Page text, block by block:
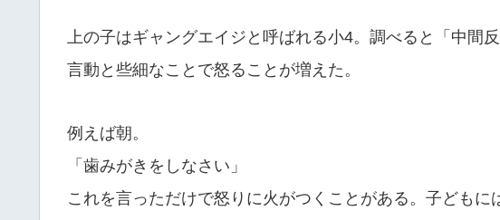
上の子はギャングエイジと呼ばれる小4。調べると「中間
言動と些細なことで怒ることが増えた。
例えば朝。
「歯みがきをしなさい」
これを言っただけで怒りに火がつくことがある。子どもに